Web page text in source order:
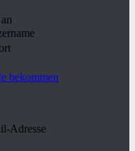
bekommen
Adresse